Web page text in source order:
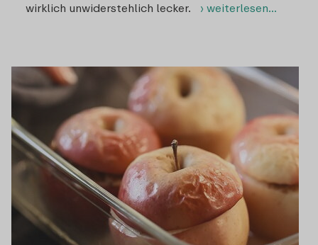
wirklich unwiderstehlich lecker.
› weiterlesen…